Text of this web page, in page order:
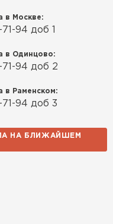
в Москве:
94 доб 1
в Одинцово:
94 доб 2
в Раменском:
94 доб 3
НА БЛИЖАЙШЕМ